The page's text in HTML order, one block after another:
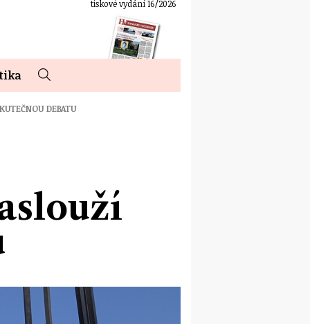
tiskové vydání 16/2026
DEBATU